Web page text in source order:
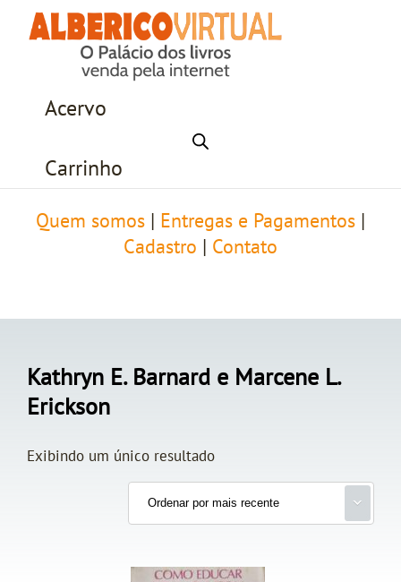
Acervo
Carrinho
Quem somos Entregas e Pagamentos
Cadastro
Contato
Kathryn E. Barnard e Marcene L.
Erickson
Exibindo um único resultado